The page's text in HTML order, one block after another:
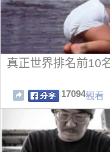
真正世界排名前10
17094觀看